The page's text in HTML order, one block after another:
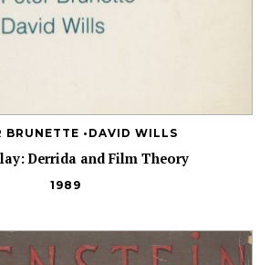
BRUNETTE •DAVID WILLS
Derrida and Film Theory
1989